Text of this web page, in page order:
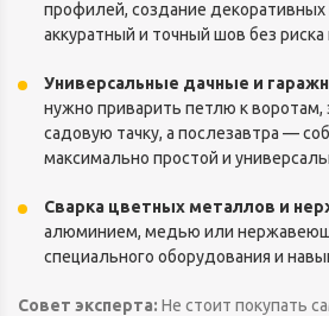
профилей, создание декоративных
аккуратный и точный шов без
Универсальные дачные и
нужно приварить петлю к
садовую тачку, а послезавтра —
максимально простой и
Сварка цветных металлов и
алюминием, медью или
специального оборудования и
Совет эксперта: Не стоит покупать